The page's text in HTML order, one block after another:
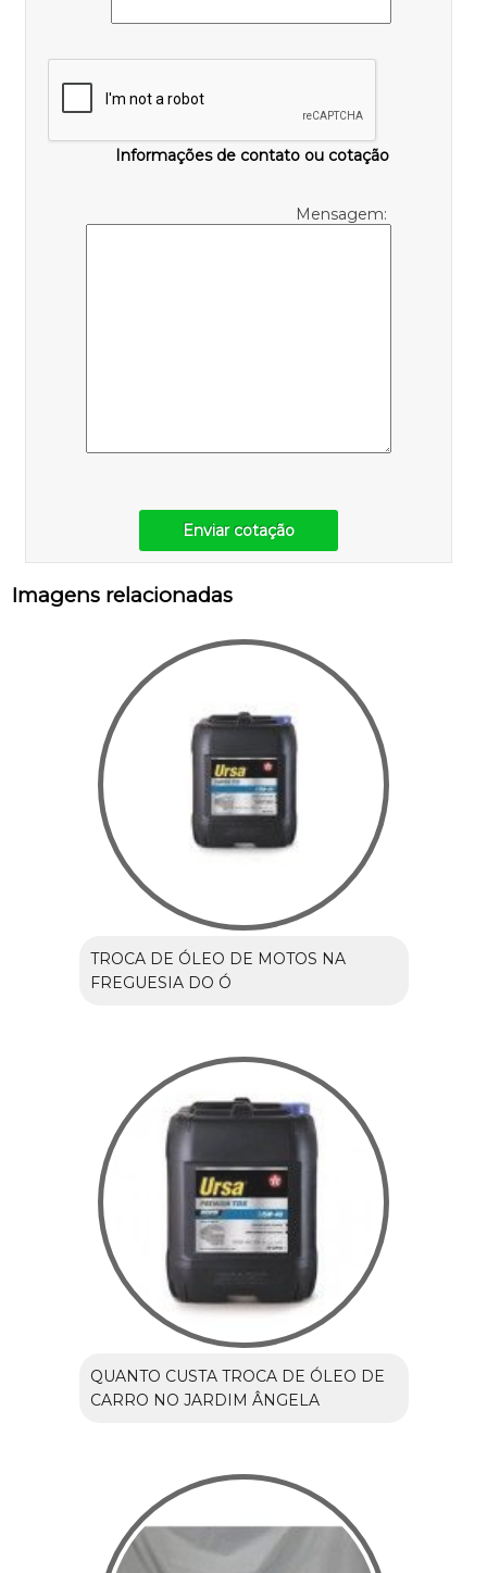
Informações de contato ou cotação
Mensagem:
Enviar cotação
Imagens relacionadas
TROCA DE ÓLEO DE MOTOS NA
FREGUESIA DO Ó
QUANTO CUSTA TROCA DE ÓLEO DE
CARRO NO JARDIM ÂNGELA